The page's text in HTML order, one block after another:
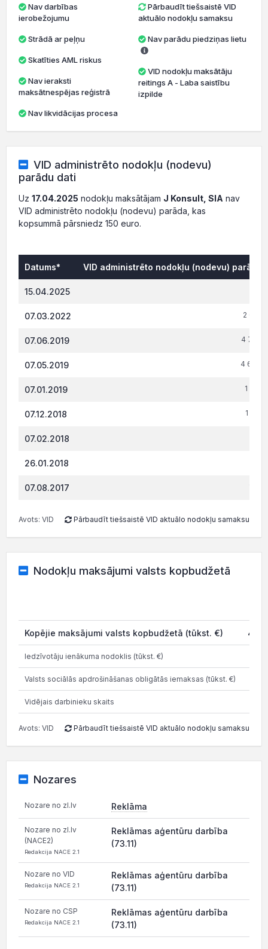
ierobežojumu
Strādā ar peļņu
Skatīties AML riskus
maksātnespējas reģistrā
Nav likvidācijas procesa
Pārbaudīt tiešsaistē VID
aktuālo nodokļu samaksu
Nav parādu piedziņas lietu
VID nodokļu maksātāju
reitings A - Laba saistību
izpilde
VID administrēto nodokļu (nodevu)
parādu dati
Uz 17.04.2025 nodokļu maksātājam J Konsult, SIA nav
VID administrēto nodokļu (nodevu) parāda, kas
kopsummā pārsniedz 150 euro.
Datums* VID administrēto nodokļu (nodevu) parāds,
15.04.2025
07.03.2022 2
07.06.2019 4
07.05.2019 4
07.01.2019 1
07.12.2018 1
07.02.2018
26.01.2018
07.08.2017
Avots: VID Pārbaudīt tiešsaistē VID aktuālo nodokļu samaksu
Nodokļu maksājumi valsts kopbudžetā
Kopējie maksājumi valsts kopbudžetā (tūkst. €)
Iedzīvotāju ienākuma nodoklis (tūkst. €)
Valsts sociālās apdrošināšanas obligātās iemaksas (tūkst. €)
Vidējais darbinieku skaits
Avots: VID Pārbaudīt tiešsaistē VID aktuālo nodokļu samaksu
Nozares
Nozare no zl.lv Reklāma
Nozare no zl.lv
(NACE2)
Redakcija NACE 2.1
Reklāmas aģentūru darbība
(73.11)
Nozare no VID
Redakcija NACE 2.1
Reklāmas aģentūru darbība
(73.11)
Nozare no CSP
Redakcija NACE 2.1
Reklāmas aģentūru darbība
(73.11)